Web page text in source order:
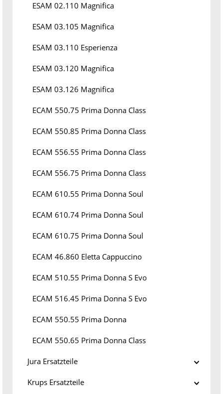
ESAM 02.110 Magnifica
ESAM 03.105 Magnifica
ESAM 03.110 Esperienza
ESAM 03.120 Magnifica
ESAM 03.126 Magnifica
ECAM 550.75 Prima Donna Class
ECAM 550.85 Prima Donna Class
ECAM 556.55 Prima Donna Class
ECAM 556.75 Prima Donna Class
ECAM 610.55 Prima Donna Soul
ECAM 610.74 Prima Donna Soul
ECAM 610.75 Prima Donna Soul
ECAM 46.860 Eletta Cappuccino
ECAM 510.55 Prima Donna S Evo
ECAM 516.45 Prima Donna S Evo
ECAM 550.55 Prima Donna
ECAM 550.65 Prima Donna Class
Jura Ersatzteile
Krups Ersatzteile